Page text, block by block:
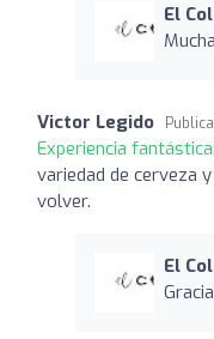
El
Victor Legido
Experiencia fantástica:
variedad de cerveza
volver.
El